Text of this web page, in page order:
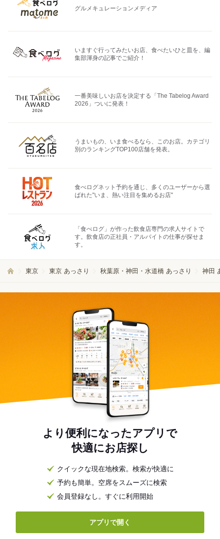
グルメキュレーションメディア
いますぐ行ってみたいお店、食べたいひと皿を、編
集部渾身の記事でご紹介！
一番美味しいお店を決定する「The Tabelog Award
2026」ついに発表！
うまいもの、いま食べるなら、このお店。カテゴリ
別のランキングTOP100店舗を発表。
食べログネット予約を通じ、多くのユーザーから選
ばれた"いま、熱い注目を集めるお店"
「食べログ」が作った飲食店専門の求人サイトで
す。飲食店の正社員・アルバイトの仕事が探せま
す。
東京 東京 あっさり 秋葉原・神田・水道橋 あっさり 神田
より便利になったアプリで
快適にお店探し
クイックな現在地検索。検索が快適に
予約も簡単。空席をスムーズに検索
会員登録なし。すぐに利用開始
アプリで開く